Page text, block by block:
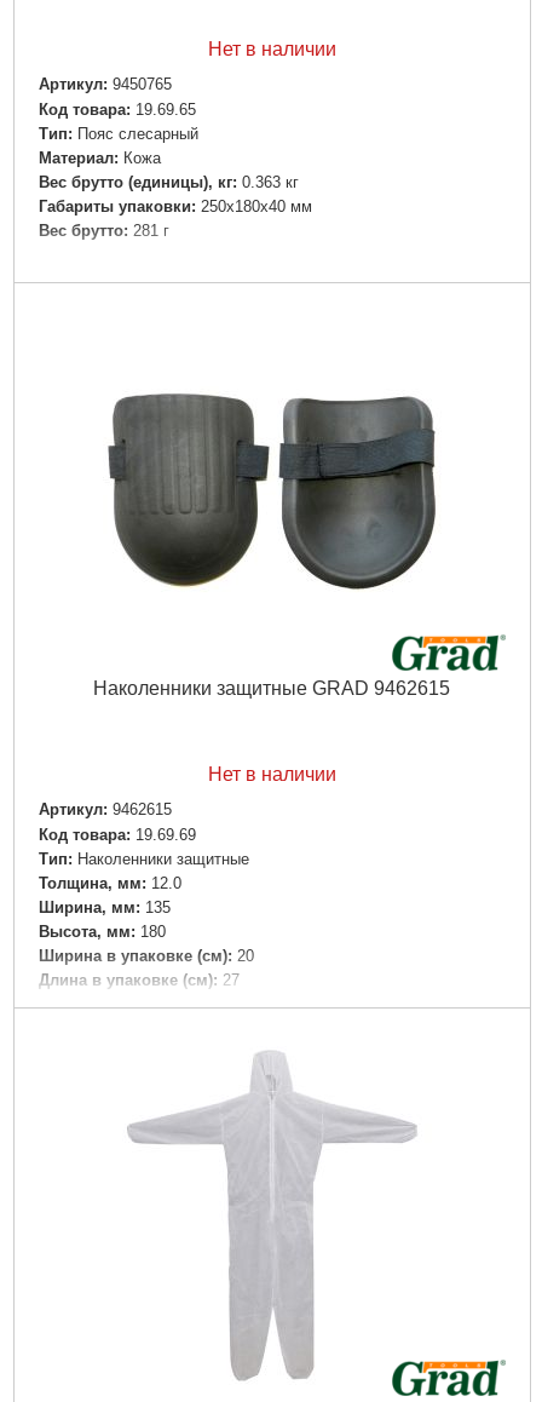
Нет в наличии
Артикул: 9450765
Код товара: 19.69.65
Tип: Пояс слесарный
Материал: Кожа
Вес брутто (единицы), кг: 0.363 кг
Габариты упаковки: 250x180x40 мм
Вес брутто: 281 г
Подробнее...
Наколенники защитные GRAD 9462615
Нет в наличии
Артикул: 9462615
Код товара: 19.69.69
Tип: Наколенники защитные
Толщина, мм: 12.0
Ширина, мм: 135
Высота, мм: 180
Ширина в упаковке (см): 20
Длина в упаковке (см): 27
Высота в упаковке (см): 8.5
Подробнее...